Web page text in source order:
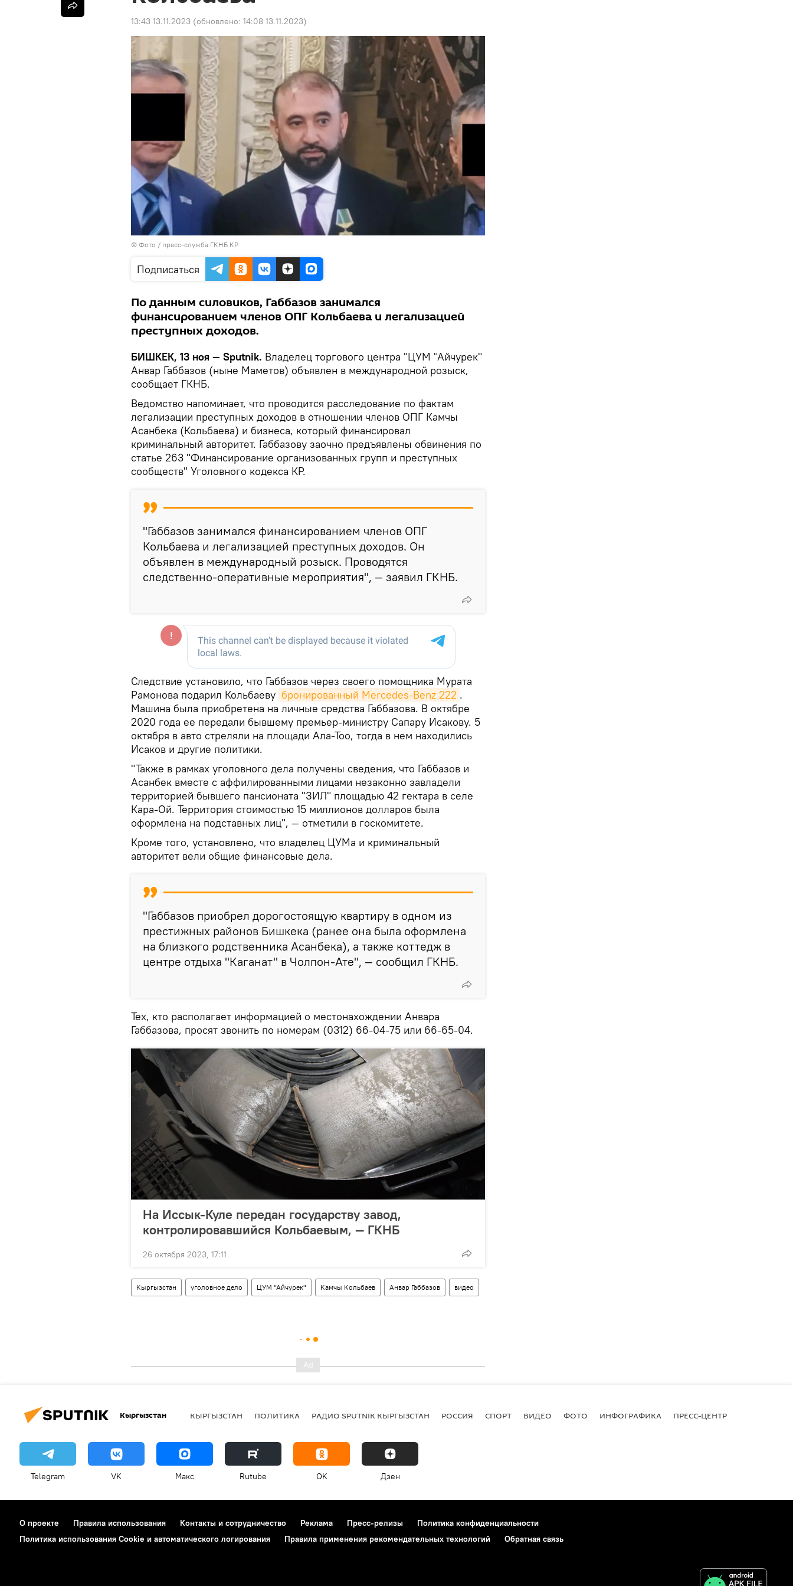
13:43 13.11.2023 (обновлено: 14:08 13.11.2023)
© Фото / пресс-служба ГКНБ КР
Подписаться
По данным силовиков, Габбазов занимался
финансированием членов ОПГ Кольбаева и легализацией
преступных доходов.
БИШКЕК, 13 ноя — Sputnik. Владелец торгового центра "ЦУМ "Айчурек"
Анвар Габбазов (ныне Маметов) объявлен в международной розыск,
сообщает ГКНБ.
Ведомство напоминает, что проводится расследование по фактам
легализации преступных доходов в отношении членов ОПГ Камчы
Асанбека (Кольбаева) и бизнеса, который финансировал
криминальный авторитет. Габбазову заочно предъявлены обвинения по
статье 263 "Финансирование организованных групп и преступных
сообществ" Уголовного кодекса КР.
"Габбазов занимался финансированием членов ОПГ
Кольбаева и легализацией преступных доходов. Он
объявлен в международный розыск. Проводятся
следственно-оперативные мероприятия", — заявил ГКНБ.
Следствие установило, что Габбазов через своего помощника Мурата
Рамонова подарил Кольбаеву бронированный Mercedes-Benz 222 .
Машина была приобретена на личные средства Габбазова. В октябре
2020 года ее передали бывшему премьер-министру Сапару Исакову. 5
октября в авто стреляли на площади Ала-Тоо, тогда в нем находились
Исаков и другие политики.
"Также в рамках уголовного дела получены сведения, что Габбазов и
Асанбек вместе с аффилированными лицами незаконно завладели
территорией бывшего пансионата "ЗИЛ" площадью 42 гектара в селе
Кара-Ой. Территория стоимостью 15 миллионов долларов была
оформлена на подставных лиц", — отметили в госкомитете.
Кроме того, установлено, что владелец ЦУМа и криминальный
авторитет вели общие финансовые дела.
"Габбазов приобрел дорогостоящую квартиру в одном из
престижных районов Бишкека (ранее она была оформлена
на близкого родственника Асанбека), а также коттедж в
центре отдыха "Каганат" в Чолпон-Ате", — сообщил ГКНБ.
Тех, кто располагает информацией о местонахождении Анвара
Габбазова, просят звонить по номерам (0312) 66-04-75 или 66-65-04.
На Иссык-Куле передан государству завод,
контролировавшийся Кольбаевым, — ГКНБ
26 октября 2023, 17:11
Кыргызстан уголовное дело ЦУМ "Айчурек" Камчы Кольбаев Анвар Габбазов видео
Кыргызстан КЫРГЫЗСТАН ПОЛИТИКА РАДИО SPUTNIK КЫРГЫЗСТАН РОССИЯ СПОРТ ВИДЕО ФОТО ИНФОГРАФИКА ПРЕСС-ЦЕНТР
Telegram VK Макс Rutube OK Дзен
О проекте Правила использования Контакты и сотрудничество Реклама Пресс-релизы
Политика конфиденциальности
Политика использования Cookie и автоматического логирования
Правила применения рекомендательных технологий Обратная связь